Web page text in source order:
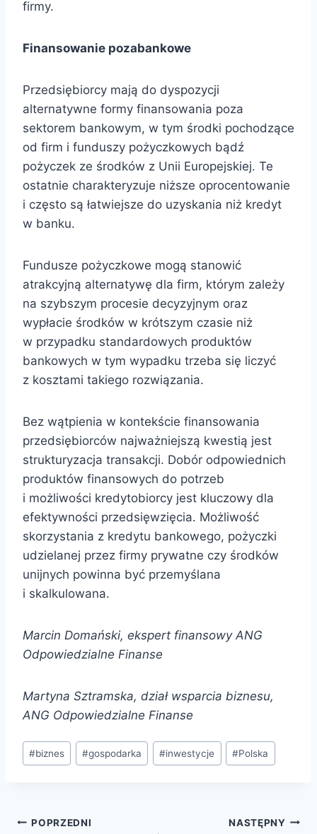
firmy.
Finansowanie pozabankowe
Przedsiębiorcy mają do dyspozycji
alternatywne formy finansowania poza
sektorem bankowym, w tym środki pochodzące
od firm i funduszy pożyczkowych bądź
pożyczek ze środków z Unii Europejskiej. Te
ostatnie charakteryzuje niższe oprocentowanie
i często są łatwiejsze do uzyskania niż kredyt
w banku.
Fundusze pożyczkowe mogą stanowić
atrakcyjną alternatywę dla firm, którym zależy
na szybszym procesie decyzyjnym oraz
wypłacie środków w krótszym czasie niż
w przypadku standardowych produktów
bankowych w tym wypadku trzeba się liczyć
z kosztami takiego rozwiązania.
Bez wątpienia w kontekście finansowania
przedsiębiorców najważniejszą kwestią jest
strukturyzacja transakcji. Dobór odpowiednich
produktów finansowych do potrzeb
i możliwości kredytobiorcy jest kluczowy dla
efektywności przedsięwzięcia. Możliwość
skorzystania z kredytu bankowego, pożyczki
udzielanej przez firmy prywatne czy środków
unijnych powinna być przemyślana
i skalkulowana.
Marcin Domański, ekspert finansowy ANG
Odpowiedzialne Finanse
Martyna Sztramska, dział wsparcia biznesu,
ANG Odpowiedzialne Finanse
#biznes #gospodarka #inwestycje #Polska
POPRZEDNI NASTĘPNY